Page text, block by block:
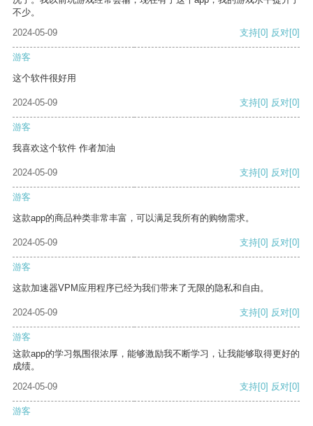
不少。
2024-05-09
支持[0] 反对[0]
游客
这个软件很好用
2024-05-09 支持[0] 反对[0]
游客
我喜欢这个软件 作者加油
2024-05-09 支持[0] 反对[0]
游客
这款app的商品种类非常丰富，可以满足我所有的购物需求。
2024-05-09 支持[0] 反对[0]
游客
这款加速器VPM应用程序已经为我们带来了无限的隐私和自由。
2024-05-09 支持[0] 反对[0]
游客
这款app的学习氛围很浓厚，能够激励我不断学习，让我能够取得更好的
成绩。
2024-05-09
支持[0] 反对[0]
游客